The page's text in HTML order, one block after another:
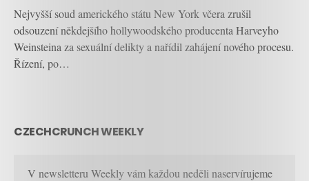
Nejvyšší soud amerického státu New York včera zrušil
odsouzení někdejšího hollywoodského producenta Harveyho
Weinsteina za sexuální delikty a nařídil zahájení nového procesu.
Řízení, po…
CZECHCRUNCH WEEKLY
V newsletteru Weekly vám každou neděli naservírujeme